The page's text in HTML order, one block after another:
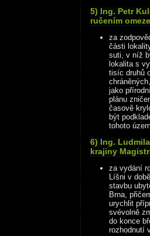
5) Ing. Petr
ručením
za
části
suti, v níž
lokalita s
tisíc druhů
jako
plánu
časově
být
tohoto
6) Ing.
krajiny
za vydání
Líšni v
stavbu
Brna,
urychlit
svévolně
do konce
rozhodnutí